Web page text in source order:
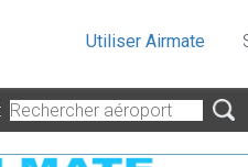
Utiliser Airmate